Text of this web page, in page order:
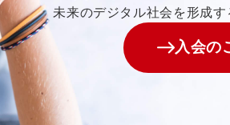
未来のデジタル社会を形成
入会の